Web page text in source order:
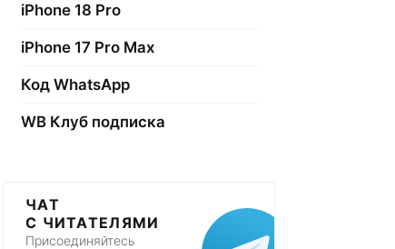
iPhone 18 Pro
iPhone 17 Pro Max
Код WhatsApp
WB Клуб подписка
ЧАТ
С ЧИТАТЕЛЯМИ
Присоединяйтесь